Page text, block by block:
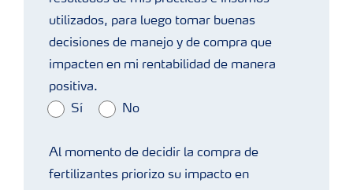
utilizados, para luego tomar buenas
decisiones de manejo y de compra que
impacten en mi rentabilidad de manera
positiva.
Sí
No
Al momento de decidir la compra de
fertilizantes priorizo su impacto en